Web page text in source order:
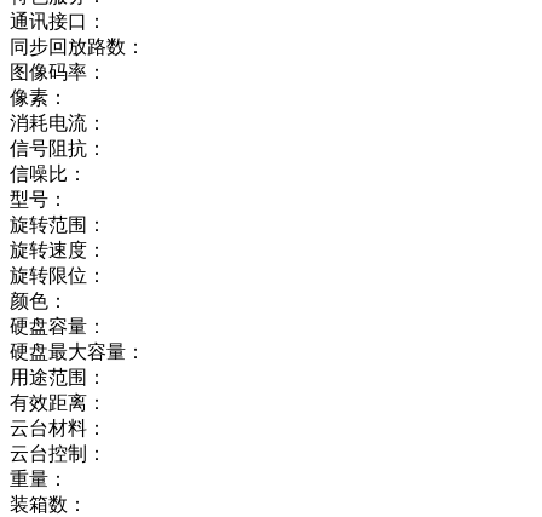
通讯接口：
同步回放路数：
图像码率：
像素：
消耗电流：
信号阻抗：
信噪比：
型号：
旋转范围：
旋转速度：
旋转限位：
颜色：
硬盘容量：
硬盘最大容量：
用途范围：
有效距离：
云台材料：
云台控制：
重量：
装箱数：